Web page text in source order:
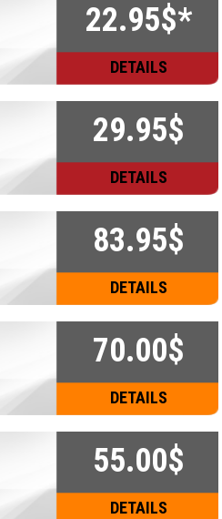
22.95$*
DETAILS
29.95$
DETAILS
83.95$
DETAILS
70.00$
DETAILS
55.00$
DETAILS